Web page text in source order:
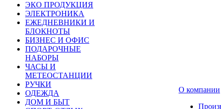
ЭКО ПРОДУКЦИЯ
ЭЛЕКТРОНИКА
ЕЖЕДНЕВНИКИ И
БЛОКНОТЫ
БИЗНЕС И ОФИС
ПОДАРОЧНЫЕ
НАБОРЫ
ЧАСЫ И
МЕТЕОСТАНЦИИ
РУЧКИ
ОДЕЖДА
ДОМ И БЫТ
О компании